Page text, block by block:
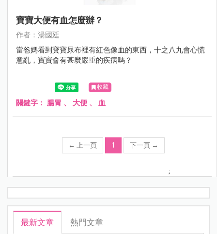
寶寶大便有血怎麼辦？
作者：湯國廷
當爸媽看到寶寶尿布裡有紅色像血的東西，十之八九會心慌
意亂，寶寶會有甚麼嚴重的疾病嗎？
收藏
關鍵字： 腸胃 、 大便 、 血
← 上一頁 1 下一頁 →
;
最新文章 熱門文章